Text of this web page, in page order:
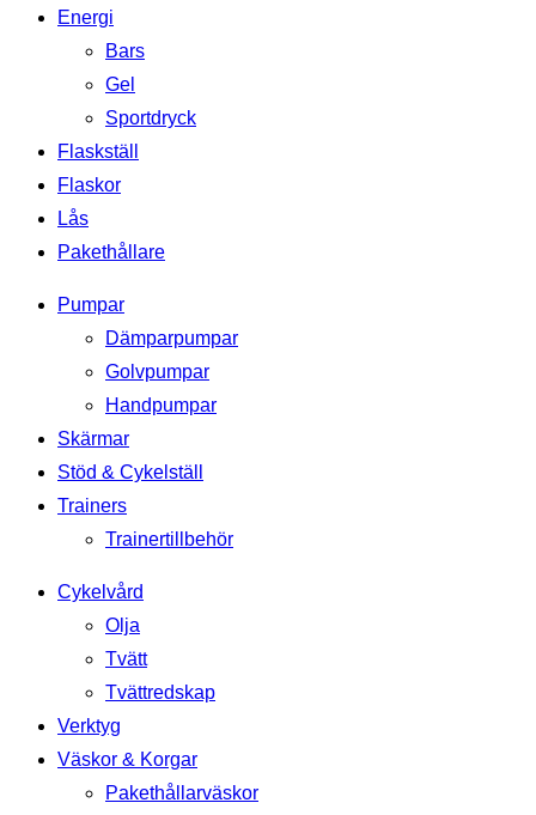
Energi
Bars
Gel
Sportdryck
Flaskställ
Flaskor
Lås
Pakethållare
Pumpar
Dämparpumpar
Golvpumpar
Handpumpar
Skärmar
Stöd & Cykelställ
Trainers
Trainertillbehör
Cykelvård
Olja
Tvätt
Tvättredskap
Verktyg
Väskor & Korgar
Pakethållarväskor